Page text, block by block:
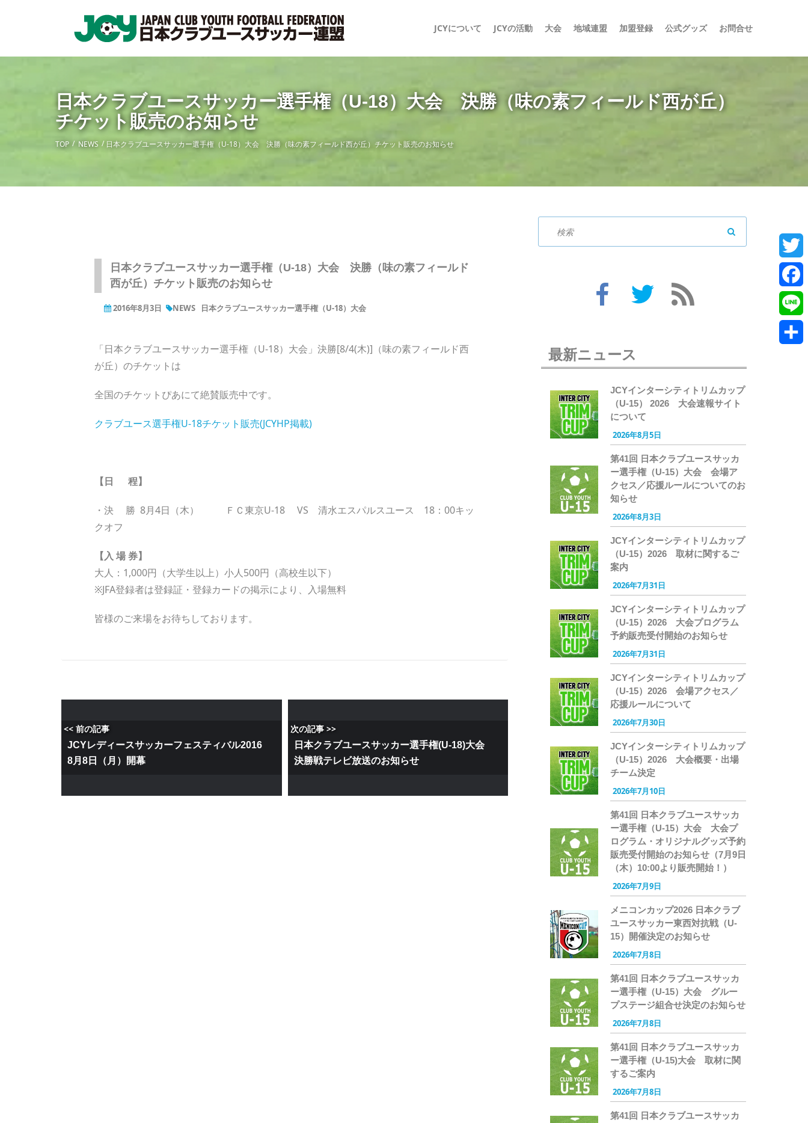
JCYについて JCYの活動 大会 地域連盟 加盟登録 公式グッズ お問合せ
日本クラブユースサッカー選手権（U-18）大会 決勝（味の素フィールド西が丘）
チケット販売のお知らせ
TOP NEWS 日本クラブユースサッカー選手権（U-18）大会 決勝（味の素フィールド西が丘）チケット販売のお知らせ
日本クラブユースサッカー選手権（U-18）大会 決勝（味の素フィールド
西が丘）チケット販売のお知らせ
2016年8月3日 NEWS 日本クラブユースサッカー選手権（U-18）大会
「日本クラブユースサッカー選手権（U-18）大会」決勝[8/4(木)]（味の素フィールド西
が丘）のチケットは
全国のチケットぴあにて絶賛販売中です。
クラブユース選手権U-18チケット販売(JCYHP掲載)
【日 程】
・決 勝 8月4日（木） ＦＣ東京U-18 VS 清水エスパルスユース 18：00キッ
クオフ
【入 場 券】
大人：1,000円（大学生以上）小人500円（高校生以下）
※JFA登録者は登録証・登録カードの掲示により、入場無料
皆様のご来場をお待ちしております。
<< 前の記事
JCYレディースサッカーフェスティバル2016
8月8日（月）開幕
次の記事 >>
日本クラブユースサッカー選手権(U-18)大会
決勝戦テレビ放送のお知らせ
最新ニュース
JCYインターシティトリムカップ
（U-15） 2026 大会速報サイト
について
2026年8月5日
第41回 日本クラブユースサッカ
ー選手権（U-15）大会 会場ア
クセス／応援ルールについてのお
知らせ
2026年8月3日
JCYインターシティトリムカップ
（U-15）2026 取材に関するご
案内
2026年7月31日
JCYインターシティトリムカップ
（U-15）2026 大会プログラム
予約販売受付開始のお知らせ
2026年7月31日
JCYインターシティトリムカップ
（U-15）2026 会場アクセス／
応援ルールについて
2026年7月30日
JCYインターシティトリムカップ
（U-15）2026 大会概要・出場
チーム決定
2026年7月10日
第41回 日本クラブユースサッカ
ー選手権（U-15）大会 大会プ
ログラム・オリジナルグッズ予約
販売受付開始のお知らせ（7月9日
（木）10:00より販売開始！）
2026年7月9日
メニコンカップ2026 日本クラブ
ユースサッカー東西対抗戦（U-
15）開催決定のお知らせ
2026年7月8日
第41回 日本クラブユースサッカ
ー選手権（U-15）大会 グルー
プステージ組合せ決定のお知らせ
2026年7月8日
第41回 日本クラブユースサッカ
ー選手権（U-15)大会 取材に関
するご案内
2026年7月8日
第41回 日本クラブユースサッカ
Line